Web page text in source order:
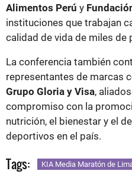
Alimentos Perú y
instituciones que trabajan
calidad de vida de miles de
La conferencia también
representantes de marcas
Grupo Gloria y Visa,
compromiso con la
nutrición, el bienestar y el
deportivos en el país.
Tags: KIA Media Maratón de